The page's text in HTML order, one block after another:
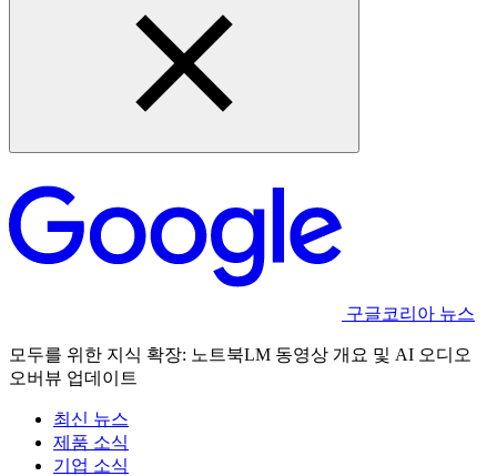
구글코리아 뉴스
모두를 위한 지식 확장: 노트북LM 동영상 개요 및 AI 오디오
오버뷰 업데이트
최신 뉴스
제품 소식
기업 소식